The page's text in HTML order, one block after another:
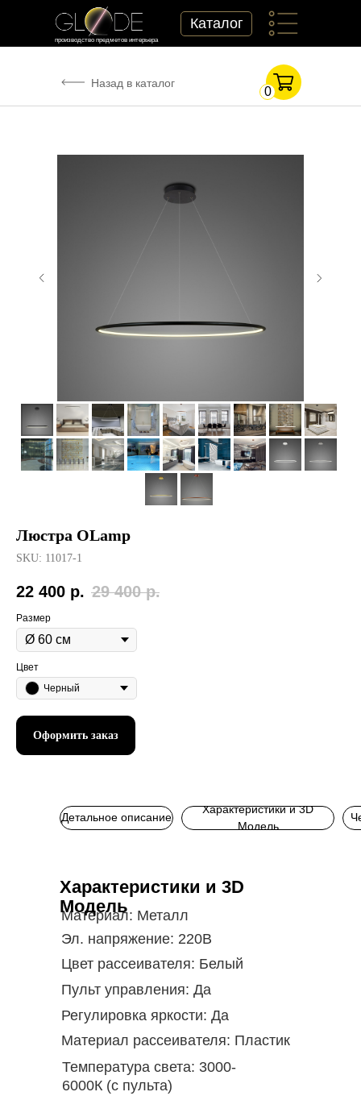
Каталог
производство предметов интерьера
Назад в каталог
0
Люстра OLamp
SKU: 11017-1
22 400 р. 29 400 р.
Размер
Цвет
Черный
Оформить заказ
Детальное описание
Характеристики и 3D
Модель
Характеристики и 3D
Модель
Материал: Металл
Цвет рассеивателя: Белый
Пульт управления: Да
Материал рассеивателя: Пластик
Температура света: 3000-
6000К (с пульта)
Регулировка яркости: Да
Эл. напряжение: 220В